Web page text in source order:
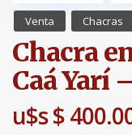
Venta Chacras
Chacra
Caá Yarí
u$s$